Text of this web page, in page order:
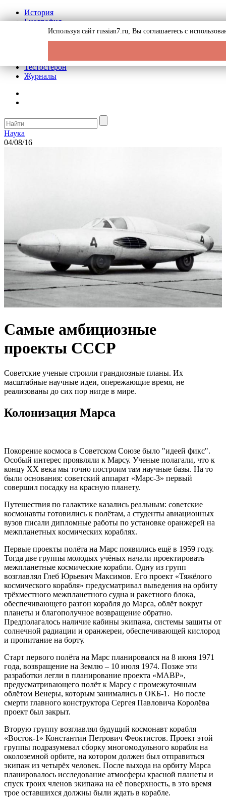
История
Биография
Криминал
Реклама на сайте
Тестостерон
Журналы
Наука
04/08/16
Самые амбициозные
проекты СССР
Советские ученые строили грандиозные планы. Их
масштабные научные идеи, опережающие время, не
реализованы до сих пор нигде в мире.
Колонизация Марса
Покорение космоса в Советском Союзе было "идеей фикс".
Особый интерес проявляли к Марсу. Ученые полагали, что к
концу XX века мы точно построим там научные базы. На то
были основания: советский аппарат «Марс-3» первый
совершил посадку на красную планету.
Путешествия по галактике казались реальным: советские
космонавты готовились к полётам, а студенты авиационных
вузов писали дипломные работы по установке оранжерей на
межпланетных космических кораблях.
Первые проекты полёта на Марс появились ещё в 1959 году.
Тогда две группы молодых учёных начали проектировать
межпланетные космические корабли. Одну из групп
возглавлял Глеб Юрьевич Максимов. Его проект «Тяжёлого
космического корабля» предусматривал выведения на орбиту
трёхместного межпланетного судна и ракетного блока,
обеспечивающего разгон корабля до Марса, облёт вокруг
планеты и благополучное возвращение обратно.
Предполагалось наличие кабины экипажа, системы защиты от
солнечной радиации и оранжереи, обеспечивающей кислород
и пропитание на борту.
Старт первого полёта на Марс планировался на 8 июня 1971
года, возвращение на Землю – 10 июля 1974. Позже эти
разработки легли в планирование проекта «МАВР»,
предусматривающего полёт к Марсу с промежуточным
облётом Венеры, которым занимались в ОКБ-1. Но после
смерти главного конструктора Сергея Павловича Королёва
проект был закрыт.
Вторую группу возглавлял будущий космонавт корабля
«Восток-1» Константин Петрович Феоктистов. Проект этой
группы подразумевал сборку многомодульного корабля на
околоземной орбите, на котором должен был отправиться
экипаж из четырёх человек. После выхода на орбиту Марса
планировалось исследование атмосферы красной планеты и
спуск троих членов экипажа на её поверхность, в это время
трое оставшихся должны были ждать в корабле.
Используя сайт russian7.ru, Вы соглашаетесь с